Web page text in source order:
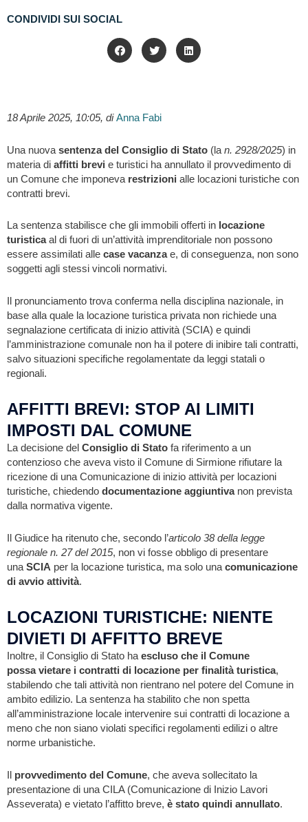
CONDIVIDI SUI SOCIAL
18 Aprile 2025, 10:05, diAnna Fabi
Una nuova sentenza del Consiglio di Stato (la n. 2928/2025) in
materia di affitti brevi e turistici ha annullato il provvedimento di
un Comune che imponeva restrizioni alle locazioni turistiche con
contratti brevi.
La sentenza stabilisce che gli immobili offerti in locazione
turisticaal di fuori di un’attività imprenditoriale non possono
essere assimilati alle case vacanzae, di conseguenza, non sono
soggetti agli stessi vincoli normativi.
Il pronunciamento trova conferma nella disciplina nazionale, in
base alla quale la locazione turistica privata non richiede una
segnalazione certificata di inizio attività (SCIA) e quindi
l’amministrazione comunale non ha il potere di inibire tali contratti,
salvo situazioni specifiche regolamentate da leggi statali o
regionali.
AFFITTI BREVI: STOP AI LIMITI
IMPOSTI DAL COMUNE
La decisione del Consiglio di Stato fa riferimento a un
contenzioso che aveva visto il Comune di Sirmione rifiutare la
ricezione di una Comunicazione di inizio attività per locazioni
turistiche, chiedendo documentazione aggiuntivanon prevista
dalla normativa vigente.
Il Giudice ha ritenuto che, secondo l’articolo 38 della legge
regionale n. 27 del 2015, non vi fosse obbligo di presentare
una SCIA per la locazione turistica, ma solo una comunicazione
di avvio attività.
LOCAZIONI TURISTICHE: NIENTE
DIVIETI DI AFFITTO BREVE
Inoltre, il Consiglio di Stato haescluso che il Comune
possa vietare i contratti di locazione per finalità turistica,
stabilendo che tali attività non rientrano nel potere del Comune in
ambito edilizio. La sentenza ha stabilito che non spetta
all’amministrazione locale intervenire sui contratti di locazione a
meno che non siano violati specifici regolamenti edilizi o altre
norme urbanistiche.
provvedimento del Comune, che aveva sollecitato la
presentazione di una CILA (Comunicazione di Inizio Lavori
Asseverata) e vietato l’affitto breve, è stato quindi annullato.